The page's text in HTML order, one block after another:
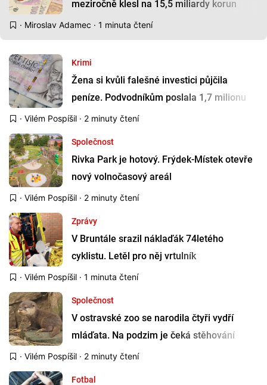
meziročně klesl na 15,5 miliardy korun
· Miroslav Adamec · 1 minuta čtení
Krimi
Žena si kvůli falešné investici půjčila
peníze. Podvodníkům poslala 1,7 milionu
· Vilém Pospíšil · 2 minuty čtení
Společnost
Rivka Park je hotový. Frýdek-Místek otevře
nový volnočasový areál
· Vilém Pospíšil · 2 minuty čtení
Zprávy
V Bruntále srazil náklaďák 74letého
cyklistu. Letěl pro něj vrtulník
· Vilém Pospíšil · 1 minuta čtení
Společnost
V ostravské zoo se narodila čtyři vydří
mláďata. Na podzim je čeká stěhování
· Vilém Pospíšil · 2 minuty čtení
Fotbal